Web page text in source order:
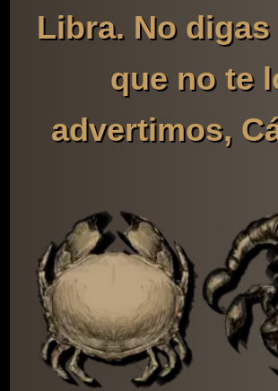
Libra. No
que no te
advertimos,